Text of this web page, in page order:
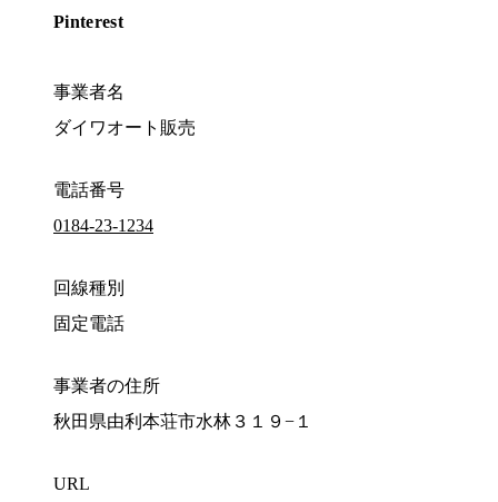
Pinterest
事業者名
ダイワオート販売
電話番号
0184-23-1234
回線種別
固定電話
事業者の住所
秋田県由利本荘市水林３１９−１
URL